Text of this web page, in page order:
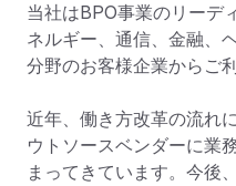
当社はBPO事業のリーデ
ネルギー、通信、金融、
分野のお客様企業からご
近年、働き方改革の流れ
ウトソースベンダーに業
まってきています。今後